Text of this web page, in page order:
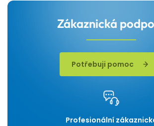
Zákaznická
Potřebuji pomoc
Profesionální